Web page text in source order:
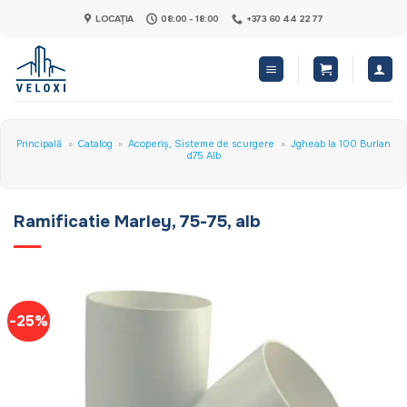
content
LOCAȚIA 08:00 - 18:00 +373 60 44 22 77
Principală » Catalog » Acoperiș, Sisteme de scurgere » Jgheab la 100 Burlan
d75 Alb
Ramificatie Marley, 75-75, alb
-25%